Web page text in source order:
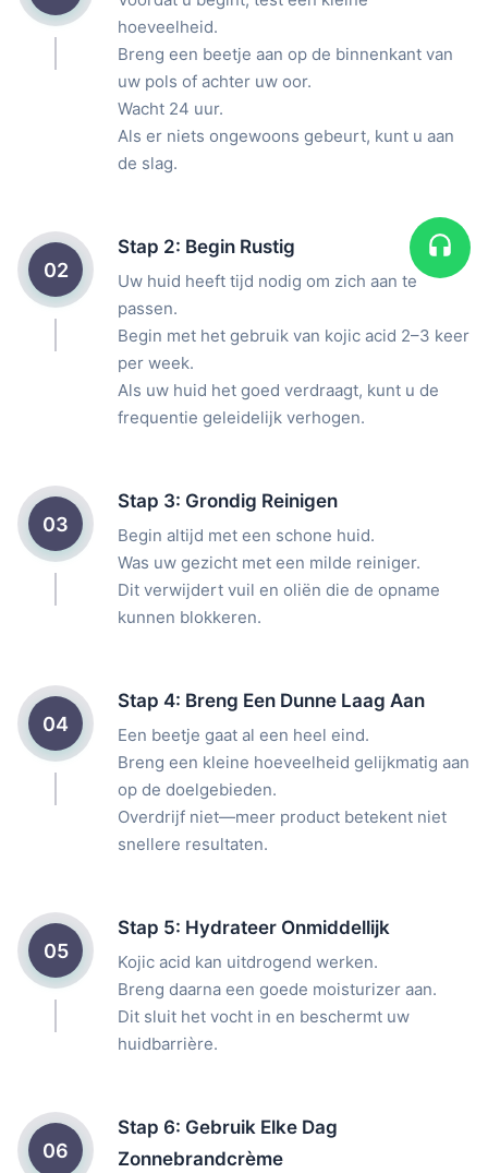
hoeveelheid.
Breng een beetje aan op de binnenkant van
uw pols of achter uw oor.
Wacht 24 uur.
Als er niets ongewoons gebeurt, kunt u aan
de slag.
02
Stap 2: Begin Rustig
Uw huid heeft tijd nodig om zich aan te
passen.
Begin met het gebruik van kojic acid 2–3 keer
per week.
Als uw huid het goed verdraagt, kunt u de
frequentie geleidelijk verhogen.
03
Stap 3: Grondig Reinigen
Begin altijd met een schone huid.
Was uw gezicht met een milde reiniger.
Dit verwijdert vuil en oliën die de opname
kunnen blokkeren.
04
Stap 4: Breng Een Dunne Laag Aan
Een beetje gaat al een heel eind.
Breng een kleine hoeveelheid gelijkmatig aan
op de doelgebieden.
Overdrijf niet—meer product betekent niet
snellere resultaten.
05
Stap 5: Hydrateer Onmiddellijk
Kojic acid kan uitdrogend werken.
Breng daarna een goede moisturizer aan.
Dit sluit het vocht in en beschermt uw
huidbarrière.
06
Stap 6: Gebruik Elke Dag
Zonnebrandcrème